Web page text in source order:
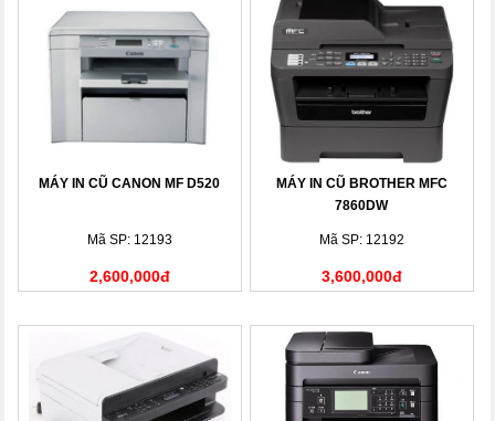
MÁY IN CŨ CANON MF D520
Mã SP: 12193
2,600,000đ
MÁY IN CŨ BROTHER MFC
7860DW
Mã SP: 12192
3,600,000đ